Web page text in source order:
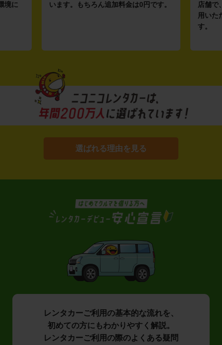
境に
います。もちろん追加料金は0円です。
店舗で
用いた
す。
選ばれる理由を見る
レンタカーご利用の基本的な流れを、
初めての方にもわかりやすく解説。
レンタカーご利用の際のよくある疑問